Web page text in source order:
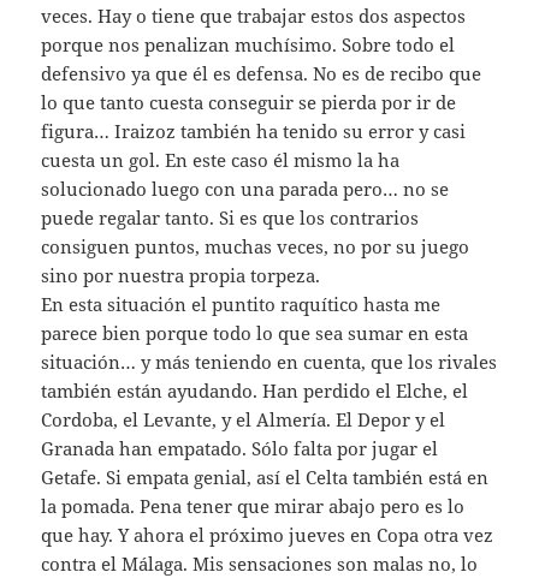
veces. Hay o tiene que trabajar estos dos aspectos
porque nos penalizan muchísimo. Sobre todo el
defensivo ya que él es defensa. No es de recibo que
lo que tanto cuesta conseguir se pierda por ir de
figura… Iraizoz también ha tenido su error y casi
cuesta un gol. En este caso él mismo la ha
solucionado luego con una parada pero… no se
puede regalar tanto. Si es que los contrarios
consiguen puntos, muchas veces, no por su juego
sino por nuestra propia torpeza.
En esta situación el puntito raquítico hasta me
parece bien porque todo lo que sea sumar en esta
situación… y más teniendo en cuenta, que los rivales
también están ayudando. Han perdido el Elche, el
Cordoba, el Levante, y el Almería. El Depor y el
Granada han empatado. Sólo falta por jugar el
Getafe. Si empata genial, así el Celta también está en
la pomada. Pena tener que mirar abajo pero es lo
que hay. Y ahora el próximo jueves en Copa otra vez
contra el Málaga. Mis sensaciones son malas no, lo